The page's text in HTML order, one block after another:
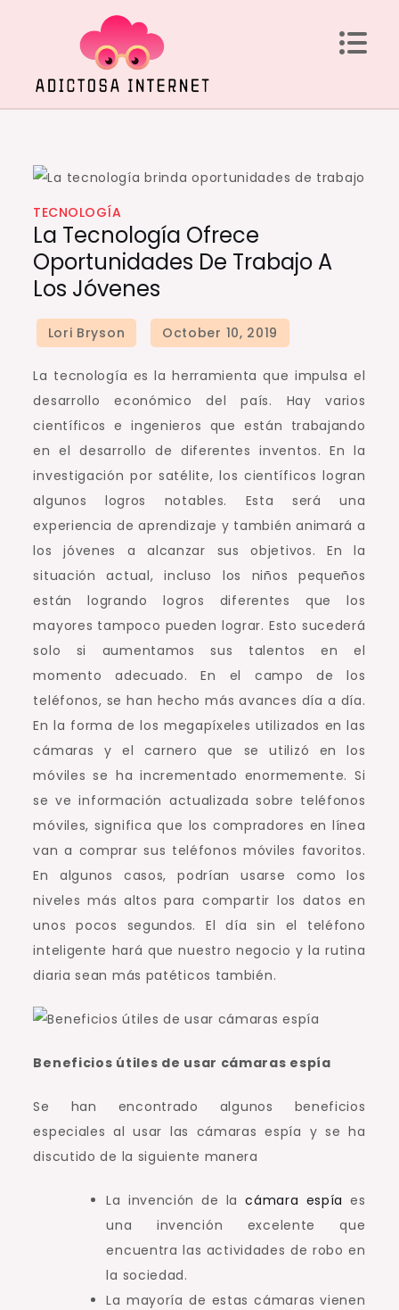
Adictosa Internet
TECNOLOGÍA
La Tecnología Ofrece
Oportunidades De Trabajo A
Los Jóvenes
La tecnología es la herramienta que impulsa el
desarrollo económico del país. Hay varios
científicos e ingenieros que están trabajando
en el desarrollo de diferentes inventos.En la
investigación por satélite, los científicos logran
algunos logros notables. Esta será una
experiencia de aprendizaje y también animará a
los jóvenes a alcanzar sus objetivos.En la
situación actual, incluso los niños pequeños
están logrando logros diferentes que los
mayores tampoco pueden lograr.Esto sucederá
solo si aumentamos sus talentos en el
momento adecuado.En el campo de los
teléfonos, se han hecho más avances día a día.
En la forma de los megapíxeles utilizados en las
cámaras y el carnero que se utilizó en los
móviles se ha incrementado enormemente.Si
se ve información actualizada sobre teléfonos
móviles, significa que los compradores en línea
van a comprar sus teléfonos móviles favoritos.
En algunos casos, podrían usarse como los
niveles más altos para compartir los datos en
unos pocos segundos. El día sin el teléfono
inteligente hará que nuestro negocio y la rutina
diaria sean más patéticos también.
Beneficios útiles de usar cámaras espía
Se han encontrado algunos beneficios
especiales al usar las cámaras espía y se ha
discutido de la siguiente manera
La invención de lacámara espía es
una invención excelente que
encuentra las actividades de robo en
la sociedad.
La mayoría de estas cámaras vienen